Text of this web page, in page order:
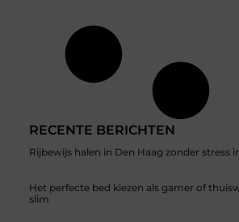
RECENTE BERICHTEN
Rijbewijs halen in Den Haag zonder stress
Het perfecte bed kiezen als gamer of
slim